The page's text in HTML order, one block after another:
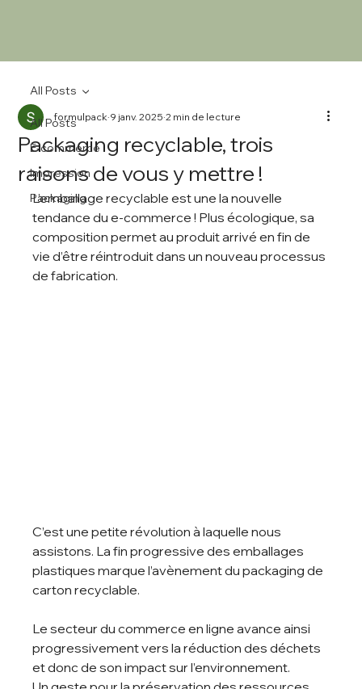
All Posts
E-commerce
Impression
Packaging
All Posts
Packaging recyclable, trois
raisons de vous y mettre !
formulpack 9 janv. 2025 2 min de lecture
L’emballage recyclable est une la nouvelle
tendance du e-commerce ! Plus écologique, sa
composition permet au produit arrivé en fin de
vie d’être réintroduit dans un nouveau processus
de fabrication.
C’est une petite révolution à laquelle nous
assistons. La fin progressive des emballages
plastiques marque l’avènement du packaging de
carton recyclable.
Le secteur du commerce en ligne avance ainsi
progressivement vers la réduction des déchets
et donc de son impact sur l’environnement.